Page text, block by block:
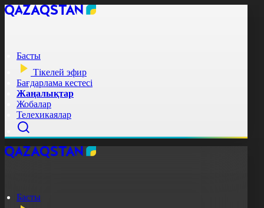
Басты
Тікелей эфир
Бағдарлама кестесі
Жаңалықтар
Жобалар
Телехикаялар
Басты